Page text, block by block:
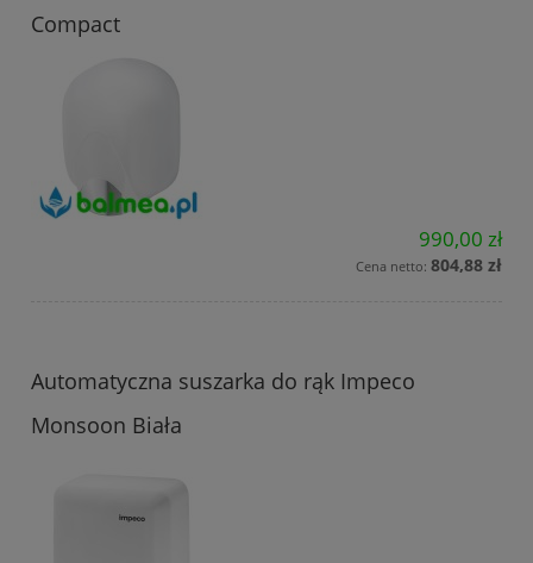
Compact
990,00 zł
Cena netto: 804,88 zł
Automatyczna suszarka do rąk Impeco
Monsoon Biała